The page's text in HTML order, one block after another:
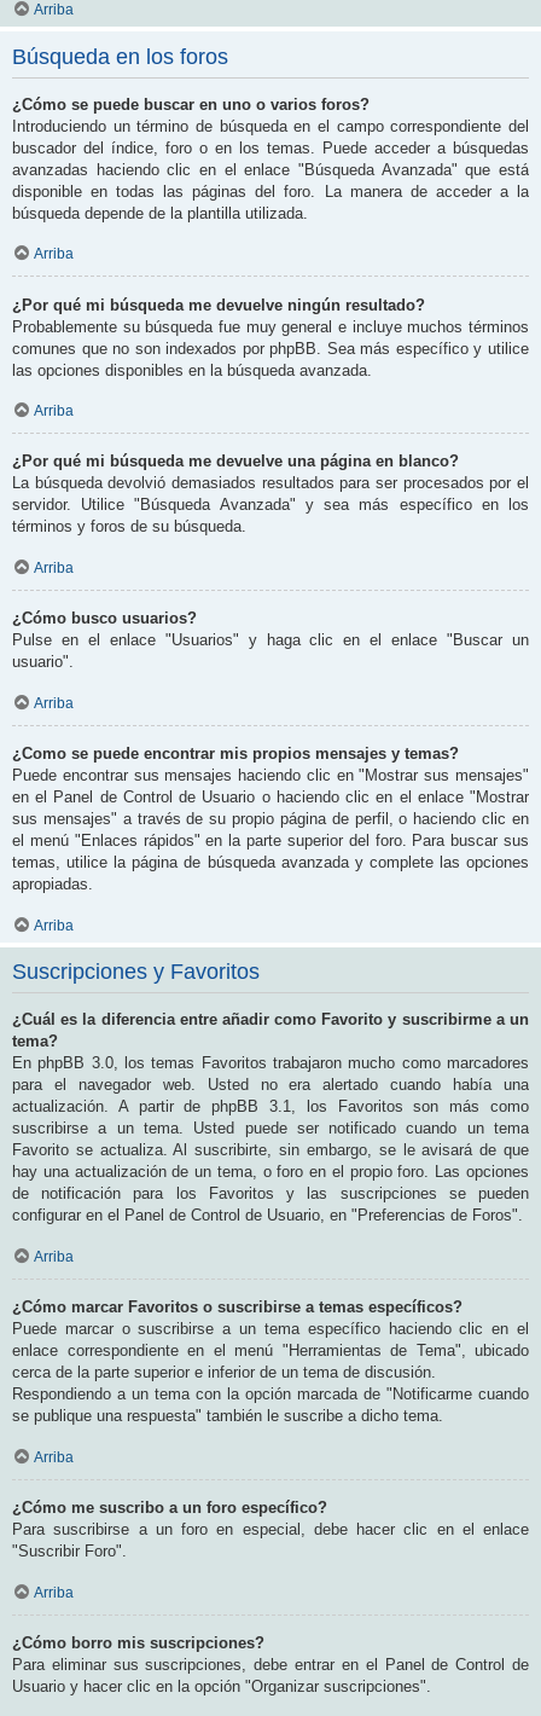
Arriba
Búsqueda en los foros
¿Cómo se puede buscar en uno o varios foros?
Introduciendo un término de búsqueda en el campo correspondiente del
buscador del índice, foro o en los temas. Puede acceder a búsquedas
avanzadas haciendo clic en el enlace "Búsqueda Avanzada" que está
disponible en todas las páginas del foro. La manera de acceder a la
búsqueda depende de la plantilla utilizada.
Arriba
¿Por qué mi búsqueda me devuelve ningún resultado?
Probablemente su búsqueda fue muy general e incluye muchos términos
comunes que no son indexados por phpBB. Sea más específico y utilice
las opciones disponibles en la búsqueda avanzada.
Arriba
¿Por qué mi búsqueda me devuelve una página en blanco?
La búsqueda devolvió demasiados resultados para ser procesados por el
servidor. Utilice "Búsqueda Avanzada" y sea más específico en los
términos y foros de su búsqueda.
Arriba
¿Cómo busco usuarios?
Pulse en el enlace "Usuarios" y haga clic en el enlace "Buscar un
usuario".
Arriba
¿Como se puede encontrar mis propios mensajes y temas?
Puede encontrar sus mensajes haciendo clic en "Mostrar sus mensajes"
en el Panel de Control de Usuario o haciendo clic en el enlace "Mostrar
sus mensajes" a través de su propio página de perfil, o haciendo clic en
el menú "Enlaces rápidos" en la parte superior del foro. Para buscar sus
temas, utilice la página de búsqueda avanzada y complete las opciones
apropiadas.
Arriba
Suscripciones y Favoritos
¿Cuál es la diferencia entre añadir como Favorito y suscribirme a un
tema?
En phpBB 3.0, los temas Favoritos trabajaron mucho como marcadores
para el navegador web. Usted no era alertado cuando había una
actualización. A partir de phpBB 3.1, los Favoritos son más como
suscribirse a un tema. Usted puede ser notificado cuando un tema
Favorito se actualiza. Al suscribirte, sin embargo, se le avisará de que
hay una actualización de un tema, o foro en el propio foro. Las opciones
de notificación para los Favoritos y las suscripciones se pueden
configurar en el Panel de Control de Usuario, en "Preferencias de Foros".
Arriba
¿Cómo marcar Favoritos o suscribirse a temas específicos?
Puede marcar o suscribirse a un tema específico haciendo clic en el
enlace correspondiente en el menú "Herramientas de Tema", ubicado
cerca de la parte superior e inferior de un tema de discusión.
Respondiendo a un tema con la opción marcada de "Notificarme cuando
se publique una respuesta" también le suscribe a dicho tema.
Arriba
¿Cómo me suscribo a un foro específico?
Para suscribirse a un foro en especial, debe hacer clic en el enlace
"Suscribir Foro".
Arriba
¿Cómo borro mis suscripciones?
Para eliminar sus suscripciones, debe entrar en el Panel de Control de
Usuario y hacer clic en la opción "Organizar suscripciones".